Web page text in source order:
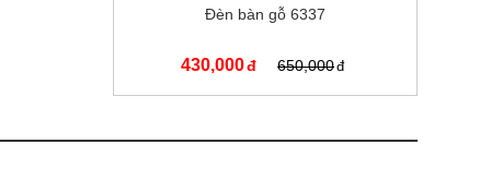
Đèn bàn gỗ 6337
430,000 650,000